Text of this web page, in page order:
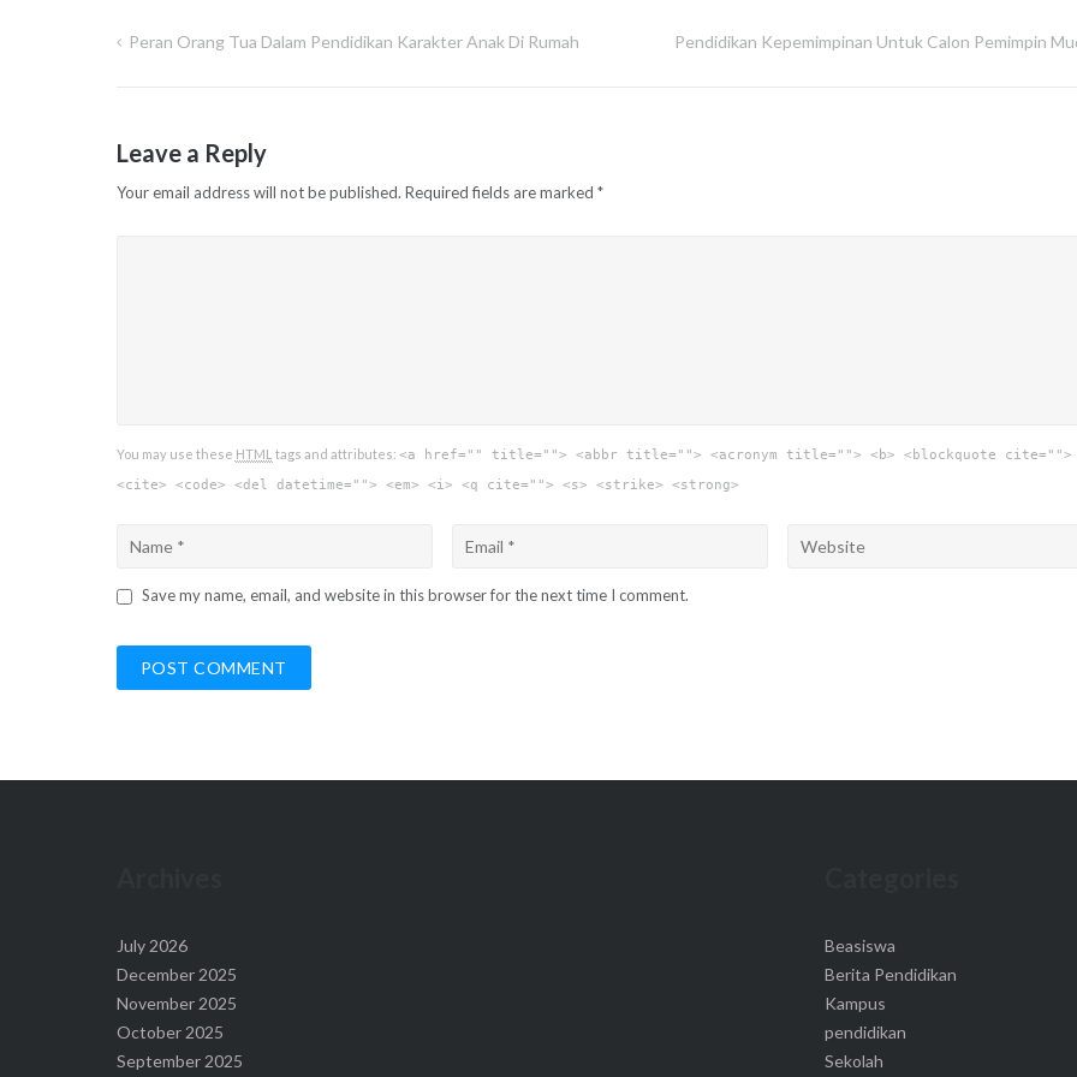
Post
Peran Orang Tua Dalam Pendidikan Karakter Anak Di Rumah Pendidikan Kepemimpinan Untuk Calon Pemimpin
Leave a Reply
Your email address will not be published. Required fields are marked *
You may use these HTML tags and attributes: <a href="" title=""> <abbr title=""> <acronym title=""> <b> <blockquote cite="">
<cite> <code> <del datetime=""> <em> <i> <q cite=""> <s> <strike> <strong>
Save my name, email, and website in this browser for the next time I comment.
July 2026
December 2025
November 2025
October 2025
September 2025
Beasiswa
Berita Pendidikan
Kampus
pendidikan
Sekolah